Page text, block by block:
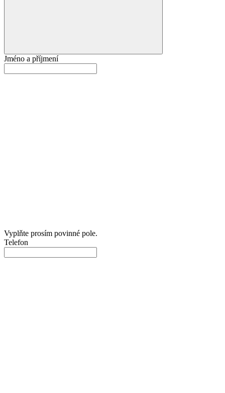
Jméno a příjmení
Vyplňte prosím povinné pole.
Telefon